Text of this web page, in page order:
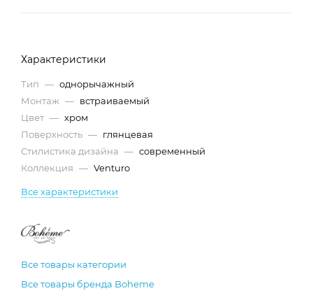
Характеристики
Тип — однорычажный
Монтаж — встраиваемый
Цвет — хром
Поверхность — глянцевая
Стилистика дизайна — современный
Коллекция — Venturo
Все характеристики
Все товары категории
Все товары бренда Boheme